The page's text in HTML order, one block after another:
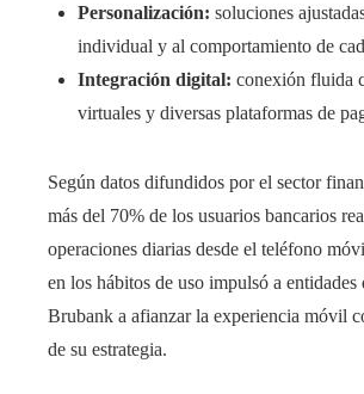
Personalización: soluciones
individual y al comportamiento de
Integración digital: conexión fluida
virtuales y diversas plataformas de
Según datos difundidos por el sector
más del 70% de los usuarios bancarios
operaciones diarias desde el teléfono
en los hábitos de uso impulsó a
Brubank a afianzar la experiencia móvil
de su estrategia.